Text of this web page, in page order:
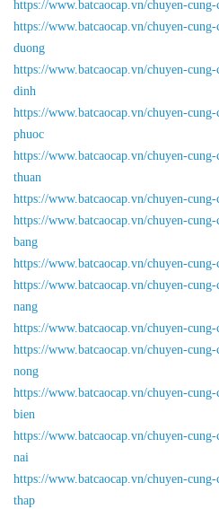
https://www.batcaocap.vn/chuyen-
https://www.batcaocap.vn/chuyen-
duong
https://www.batcaocap.vn/chuyen-
dinh
https://www.batcaocap.vn/chuyen-
phuoc
https://www.batcaocap.vn/chuyen-
thuan
https://www.batcaocap.vn/chuyen-
https://www.batcaocap.vn/chuyen-
bang
https://www.batcaocap.vn/chuyen-
https://www.batcaocap.vn/chuyen-
nang
https://www.batcaocap.vn/chuyen-
https://www.batcaocap.vn/chuyen-
nong
https://www.batcaocap.vn/chuyen-
bien
https://www.batcaocap.vn/chuyen-
nai
https://www.batcaocap.vn/chuyen-
thap